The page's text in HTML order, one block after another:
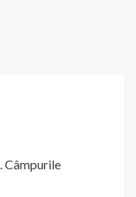
Câmpurile